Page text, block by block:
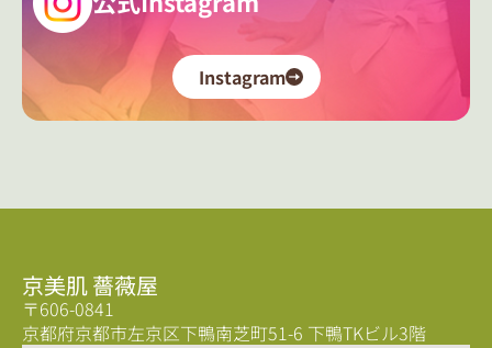
Instagram
京美肌 薔薇屋
〒606-0841
京都府京都市左京区下鴨南芝町51-6 下鴨TKビル3階